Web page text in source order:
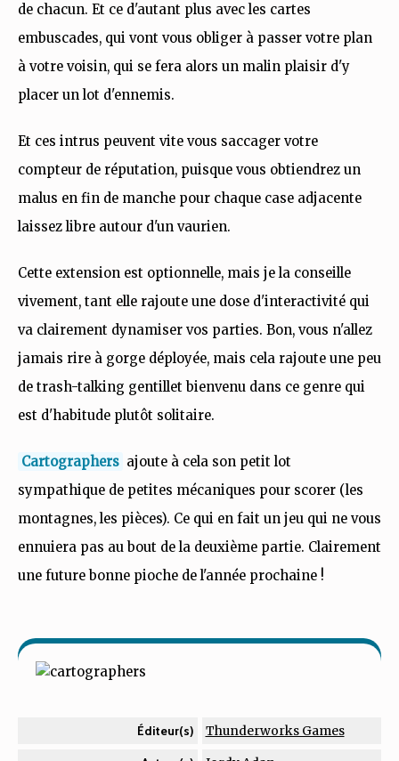
de chacun. Et ce d'autant plus avec les cartes
embuscades, qui vont vous obliger à passer votre plan
à votre voisin, qui se fera alors un malin plaisir d'y
placer un lot d'ennemis.
Et ces intrus peuvent vite vous saccager votre
compteur de réputation, puisque vous obtiendrez un
malus en fin de manche pour chaque case adjacente
laissez libre autour d'un vaurien.
Cette extension est optionnelle, mais je la conseille
vivement, tant elle rajoute une dose d'interactivité qui
va clairement dynamiser vos parties. Bon, vous n'allez
jamais rire à gorge déployée, mais cela rajoute une peu
de trash-talking gentillet bienvenu dans ce genre qui
est d'habitude plutôt solitaire.
Cartographers ajoute à cela son petit lot
sympathique de petites mécaniques pour scorer (les
montagnes, les pièces). Ce qui en fait un jeu qui ne vous
ennuiera pas au bout de la deuxième partie. Clairement
une future bonne pioche de l'année prochaine !
Éditeur(s) Thunderworks Games